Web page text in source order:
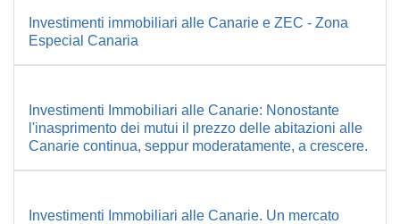
Investimenti immobiliari alle Canarie e ZEC - Zona
Especial Canaria
Investimenti Immobiliari alle Canarie: Nonostante
l'inasprimento dei mutui il prezzo delle abitazioni alle
Canarie continua, seppur moderatamente, a crescere.
Investimenti Immobiliari alle Canarie. Un mercato